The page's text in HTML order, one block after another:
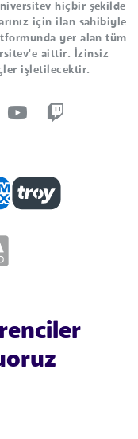
hiçbir şekilde
için ilan sahibiyle
yer alan tüm
aittir. İzinsiz
işletilecektir.